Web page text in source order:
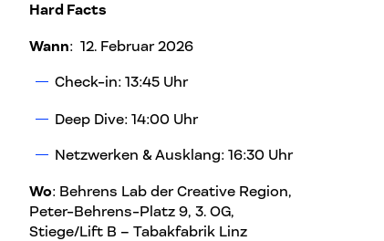
Hard Facts
Wann: 12. Februar 2026
Check-in: 13:45 Uhr
Deep Dive: 14:00 Uhr
Netzwerken & Ausklang: 16:30 Uhr
Wo: Behrens Lab der Creative Region,
Peter-Behrens-Platz 9, 3. OG,
Stiege/Lift B – Tabakfabrik Linz